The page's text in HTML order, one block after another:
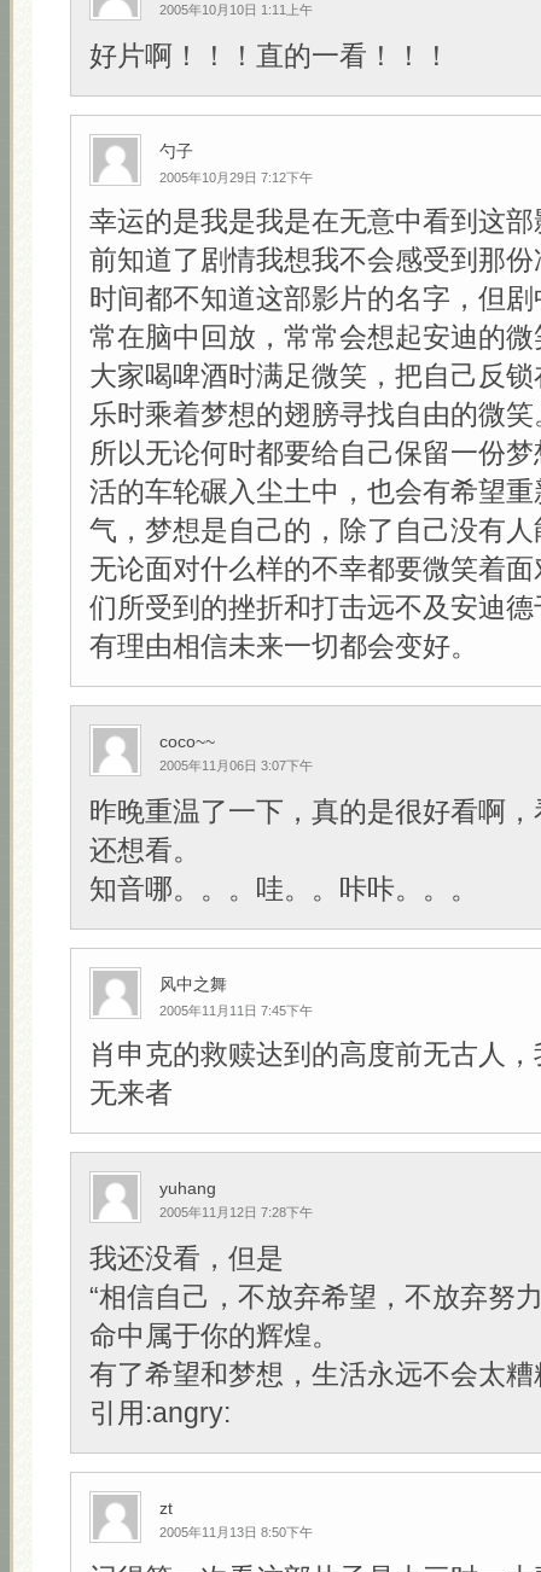
2005年10月10日 1:11上午
好片啊！！！直的一看！！！
勺子
2005年10月29日 7:12下午
幸运的是我是我是在无意中看到这
前知道了剧情我想我不会感受到那
时间都不知道这部影片的名字，但
常在脑中回放，常常会想起安迪的
大家喝啤酒时满足微笑，把自己反
乐时乘着梦想的翅膀寻找自由的微笑
所以无论何时都要给自己保留一份
活的车轮碾入尘土中，也会有希望
气，梦想是自己的，除了自己没有
无论面对什么样的不幸都要微笑着
们所受到的挫折和打击远不及安迪
有理由相信未来一切都会变好。
coco~~
2005年11月06日 3:07下午
昨晚重温了一下，真的是很好看啊
还想看。
知音哪。。。哇。。咔咔。。。
风中之舞
2005年11月11日 7:45下午
肖申克的救赎达到的高度前无古人
无来者
yuhang
2005年11月12日 7:28下午
我还没看，但是
“相信自己，不放弃希望，不放弃努
命中属于你的辉煌。
有了希望和梦想，生活永远不会太糟
引用:angry:
zt
2005年11月13日 8:50下午